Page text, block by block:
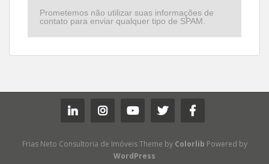
Prometemos não utilizar suas informações de
contato para enviar qualquer tipo de SPAM.
Frias Neto Consultoria de Imóveis Theme by Colorlib Powered by
WordPress